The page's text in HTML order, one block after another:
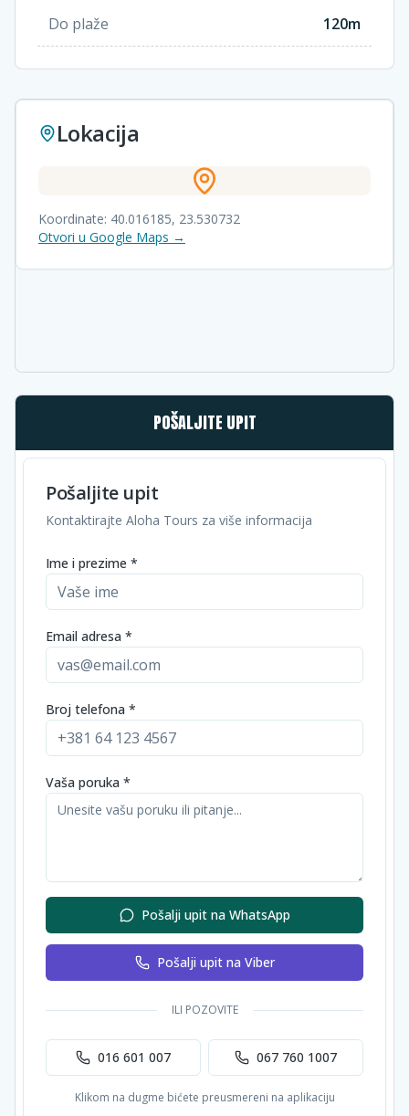
Do plaže 120m
Lokacija
Koordinate: 40.016185, 23.530732
Otvori u Google Maps →
POŠALJITE UPIT
Pošaljite upit
Kontaktirajte Aloha Tours za više informacija
Ime i prezime *
Email adresa *
Broj telefona *
Vaša poruka *
Pošalji upit na WhatsApp
Pošalji upit na Viber
ILI POZOVITE
016 601 007 067 760 1007
Klikom na dugme bićete preusmereni na aplikaciju